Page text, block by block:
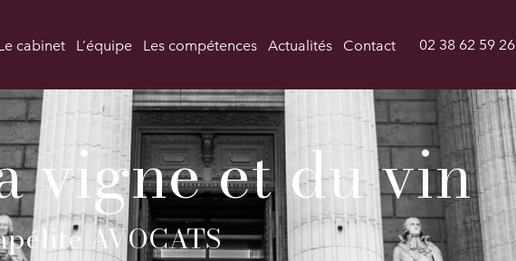
cabinet L’équipe Les compétences Actualités Contact 02 38 62 59 26
vigne et du vin
AVOCATS